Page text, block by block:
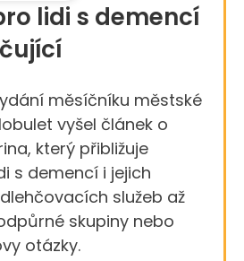
lidi s demencí
měsíčníku městské
vyšel článek o
který přibližuje
s demencí i jejich
služeb až
skupiny nebo
otázky.